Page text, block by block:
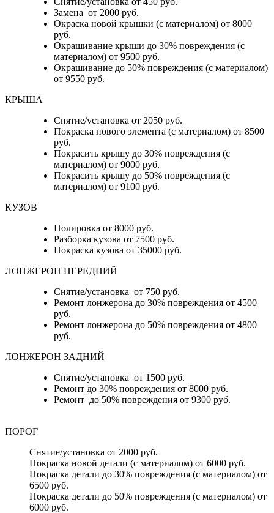
Замена от 2000 руб.
Окраска новой крышки (с материалом) от 8000
руб.
Окрашивание крыши до 30% повреждения (с
материалом) от 9500 руб.
Окрашивание до 50% повреждения (с материалом)
от 9550 руб.
КРЫША
Снятие/установка от 2050 руб.
Покраска нового элемента (с материалом) от 8500
руб.
Покрасить крышу до 30% повреждения (с
материалом) от 9000 руб.
Покрасить крышу до 50% повреждения (с
материалом) от 9100 руб.
КУЗОВ
Полировка от 8000 руб.
Разборка кузова от 7500 руб.
Покраска кузова от 35000 руб.
ЛОНЖЕРОН ПЕРЕДНИЙ
Снятие/установка от 750 руб.
Ремонт лонжерона до 30% повреждения от 4500
руб.
Ремонт лонжерона до 50% повреждения от 4800
руб.
ЛОНЖЕРОН ЗАДНИЙ
Снятие/установка от 1500 руб.
Ремонт до 30% повреждения от 8000 руб.
Ремонт до 50% повреждения от 9300 руб.
ПОРОГ
Снятие/установка от 2000 руб.
Покраска новой детали (с материалом) от 6000 руб.
Покраска детали до 30% повреждения (с материалом) от
6500 руб.
Покраска детали до 50% повреждения (с материалом) от
6000 руб.